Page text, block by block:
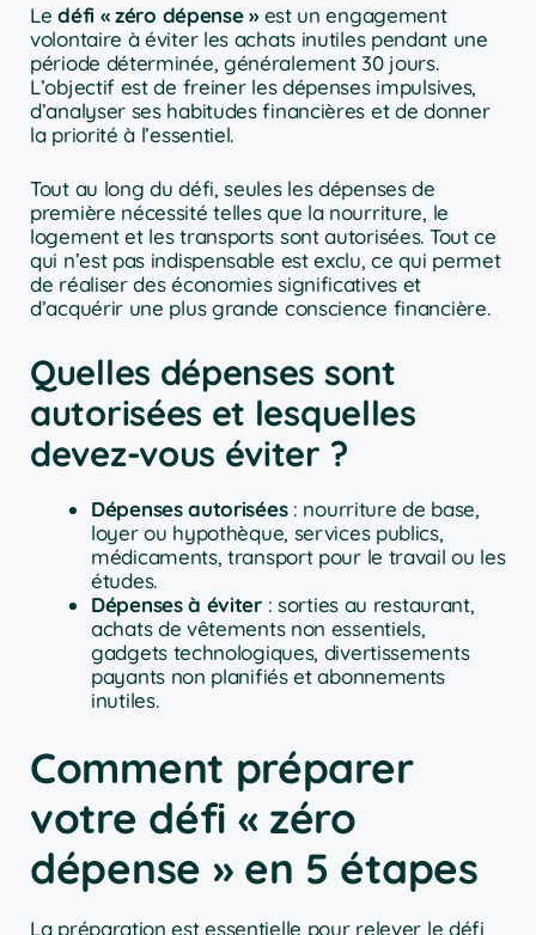
Ledéfi « zéro dépense »est un engagement
volontaire à éviter les achats inutiles pendant une
période déterminée, généralement 30 jours.
L’objectif est de freiner les dépenses impulsives,
d’analyser ses habitudes financières et de donner
la priorité à l’essentiel.
Tout au long du défi, seules les dépenses de
première nécessité telles que la nourriture, le
logement et les transports sont autorisées. Tout ce
qui n’est pas indispensable est exclu, ce qui permet
de réaliser des économies significatives et
d’acquérir une plus grande conscience financière.
Quelles dépenses sont
autorisées et lesquelles
devez-vous éviter ?
Dépenses autorisées: nourriture de base,
loyer ou hypothèque, services publics,
médicaments, transport pour le travail ou les
études.
Dépenses à éviter: sorties au restaurant,
achats de vêtements non essentiels,
gadgets technologiques, divertissements
payants non planifiés et abonnements
inutiles.
Comment préparer
votre défi « zéro
dépense » en 5 étapes
La préparation est essentielle pour relever le défi